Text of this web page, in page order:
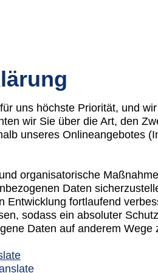
uns höchste Priorität, und
wir Sie über die Art, den
unseres Onlineangebotes
organisatorische
Daten
Entwicklung fortlaufend
sodass ein absoluter
Daten auf anderem